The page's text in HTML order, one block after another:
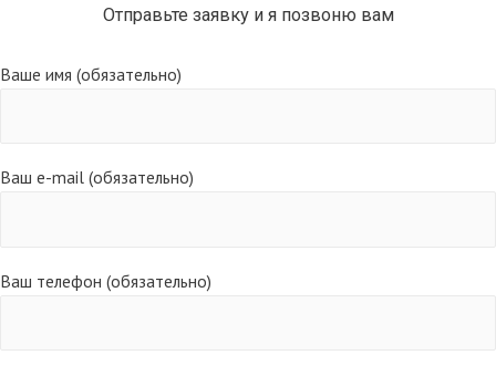
Отправьте заявку и я позвоню вам
Ваше имя (обязательно)
Ваш e-mail (обязательно)
Ваш телефон (обязательно)